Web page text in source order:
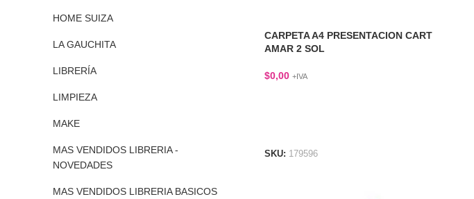
HOME SUIZA
LA GAUCHITA
LIBRERÍA
LIMPIEZA
MAKE
MAS VENDIDOS LIBRERIA -
NOVEDADES
MAS VENDIDOS LIBRERIA BASICOS
CARPETA A4 PRESENTACION CART
AMAR 2 SOL
$0,00 +IVA
SKU: 179596